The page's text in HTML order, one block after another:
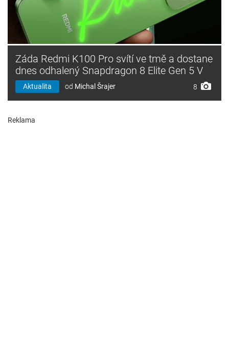
Záda Redmi K100 Pro svítí ve tmě a dostane
dnes odhalený Snapdragon 8 Elite Gen 5 V
Aktualita od Michal Šrajer 8
Reklama